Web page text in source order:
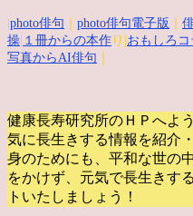
photo俳句 photo俳句電子版
操 １冊からの本作 り| おもしろコ
写真からAI俳句
健康長寿研究所のＨＰへよ
気に長生きする情報を紹介
身のためにも、平和な世の
をかけず、元気で長生きす
トいたしましょう！